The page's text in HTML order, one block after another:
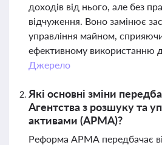
доходів від нього, але без
відчуження. Воно замінює
управління майном,
ефективному використанню
Джерело
Які основні зміни
Агентства з розшуку та
активами (АРМА)?
Реформа АРМА передбачає